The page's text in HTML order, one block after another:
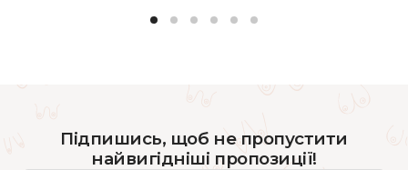
Підпишись, щоб не пропустити
найвигідніші пропозиції!